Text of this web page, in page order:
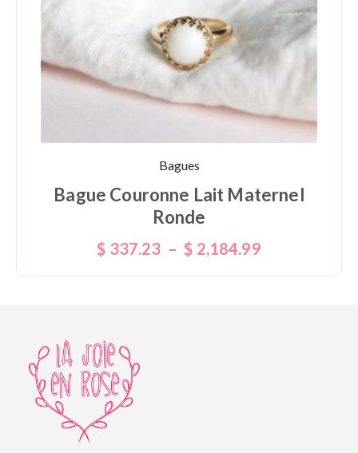
Bagues
Bague Couronne Lait Maternel
Ronde
$ 337.23 – $ 2,184.99